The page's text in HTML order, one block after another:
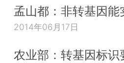
孟山都：非转基因能
2014年06月17日
农业部：转基因标识